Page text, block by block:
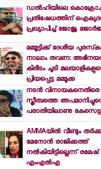
ഡല്‍ഹിയിലെ
പ്രതിഷേധത്തിന്
പ്രഖ്യാപിച്ച് ജോജു
മമ്മൂട്ടിക്ക് ദേശീയ
നാലാം തവണ:
കിരീടം ചൂടി
പ്രിയപ്പെട്ട മമ്മൂക്ക
നടന്‍
സ്ത്രീത്വത്തെ
പരാതിയിലാണു
AMMAയില്‍ വീണ്ടും
മേനോന്‍ രാജിക്കത്ത്
നല്‍കിയിട്ടില്ലെന്ന് രമേഷ്
എംഎല്‍എ